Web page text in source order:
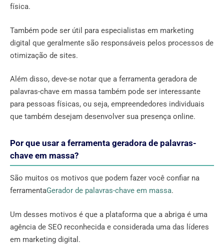
física.
Também pode ser útil para especialistas em marketing
digital que geralmente são responsáveis ​​pelos processos de
otimização de sites.
Além disso, deve-se notar que a ferramenta geradora de
palavras-chave em massa também pode ser interessante
para pessoas físicas, ou seja, empreendedores individuais
que também desejam desenvolver sua presença online.
Por que usar a ferramenta geradora de palavras-
chave em massa?
São muitos os motivos que podem fazer você confiar na
ferramentaGerador de palavras-chave em massa.
Um desses motivos é que a plataforma que a abriga é uma
agência de SEO reconhecida e considerada uma das líderes
em marketing digital.